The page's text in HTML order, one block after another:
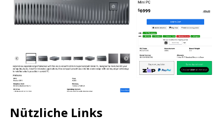
Nützliche Links